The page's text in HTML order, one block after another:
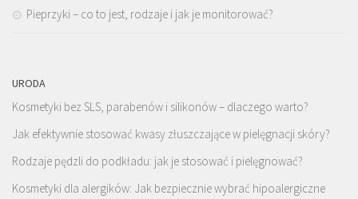
Pieprzyki – co to jest, rodzaje i jak je monitorować?
URODA
Kosmetyki bez SLS, parabenów i silikonów – dlaczego warto?
Jak efektywnie stosować kwasy złuszczające w pielęgnacji skóry?
Rodzaje pędzli do podkładu: jak je stosować i pielęgnować?
Kosmetyki dla alergików: Jak bezpiecznie wybrać hipoalergiczne